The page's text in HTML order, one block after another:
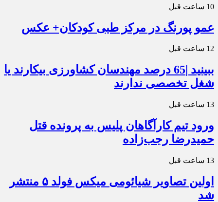
10 ساعت قبل
عمو پورنگ در مرکز طبی کودکان+ عکس
12 ساعت قبل
ببینید |65 درصد مهندسان کشاورزی بیکارند یا
شغل تخصصی ندارند
13 ساعت قبل
ورود تیم کارآگاهان پلیس به پرونده قتل
حمیدرضا رجب‌زاده
13 ساعت قبل
اولین تصاویر شیائومی میکس فولد ۵ منتشر
شد